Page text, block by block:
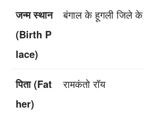
जन्म स्थान
(Birth P
lace)
बंगाल के हूगली जिले के
पिता (Fat
her)
रामकंतो रॉय